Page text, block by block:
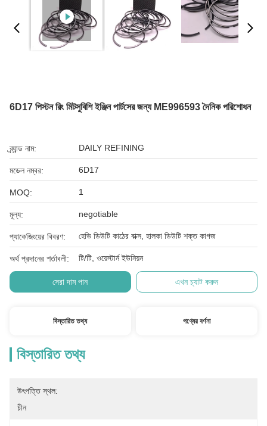
6D17 পিস্টন রিং মিটসুবিশি ইঞ্জিন পার্টসের জন্য ME996593 দৈনিক পরিশোধন
ব্র্যান্ড নাম: DAILY REFINING
মডেল নম্বর: 6D17
MOQ: 1
মূল্য: negotiable
প্যাকেজিংয়ের বিবরণ: হেভি ডিউটি ​​কাঠের বাক্স, হালকা ডিউটি ​​শক্ত কাগজ
অর্থ প্রদানের শর্তাবলী: টি/টি, ওয়েস্টার্ন ইউনিয়ন
সেরা দাম পান এখন চ্যাট করুন
বিস্তারিত তথ্য পণ্যের বর্ণনা
বিস্তারিত তথ্য
উৎপত্তি স্থল:
চীন